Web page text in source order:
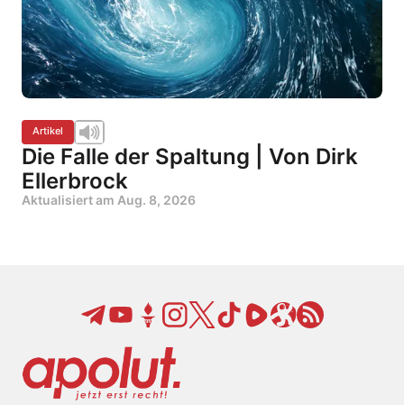
Artikel
Die Falle der Spaltung | Von Dirk
Ellerbrock
Aktualisiert am Aug. 8, 2026